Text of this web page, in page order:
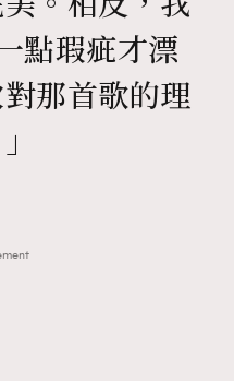
點瑕疵才漂
那首歌的理